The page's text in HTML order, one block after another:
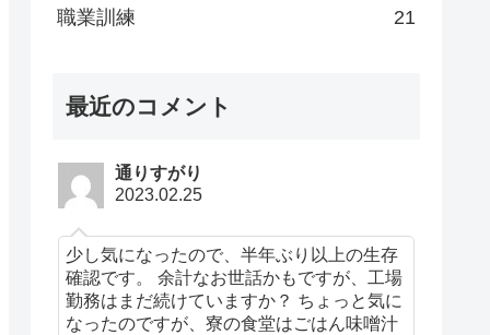
職業訓練 21
最近のコメント
通りすがり
2023.02.25
少し気になったので、半年ぶり以上の生存
確認です。 余計なお世話かもですが、工場
勤務はまだ続けていますか？ ちょっと気に
なったのですが、寮の食堂はごはん味噌汁